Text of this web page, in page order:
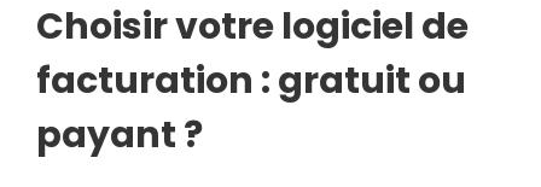
Choisir votre logiciel de
facturation : gratuit ou
payant ?